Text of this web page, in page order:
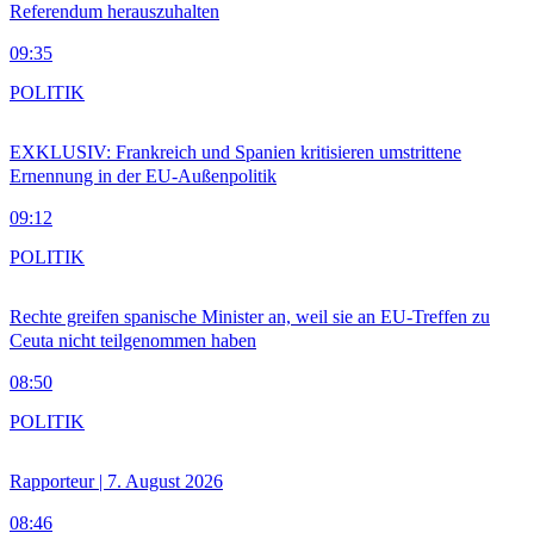
Referendum herauszuhalten
09:35
EXKLUSIV: Frankreich und Spanien kritisieren umstrittene
Ernennung in der EU-Außenpolitik
09:12
POLITIK
Rechte greifen spanische Minister an, weil sie an EU-Treffen zu
Ceuta nicht teilgenommen haben
08:50
POLITIK
Rapporteur | 7. August 2026
08:46
POLITIK